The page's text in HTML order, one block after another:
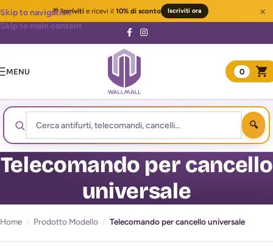
🎁Iscrivitie ricevi il 10% di sconto Iscriviti ora ×
Skip to navigation
Skip to main content
MENU 0
Telecomando per cancello
universale
Home / Prodotto Modello / Telecomando per cancello universale